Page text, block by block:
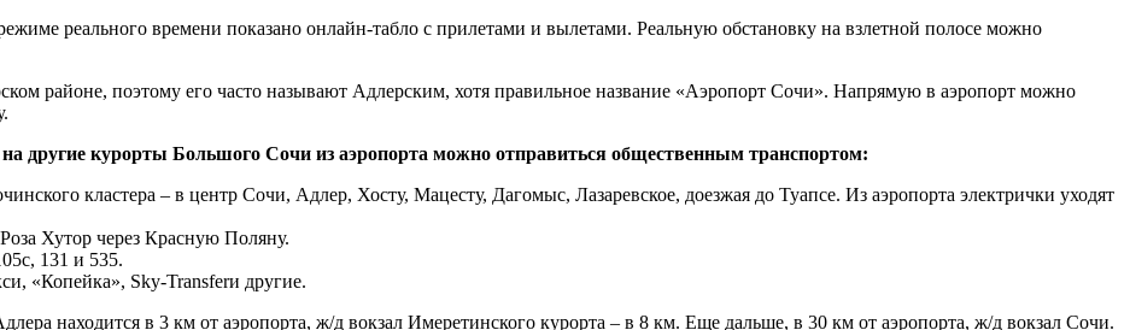
реального времени показано онлайн-табло с прилетами и вылетами. Реальную обстановку на взлетной полосе можно
районе, поэтому его часто называют Адлерским, хотя правильное название «Аэропорт Сочи». Напрямую в аэропорт можно
другие курорты Большого Сочи из аэропорта можно отправиться общественным транспортом:
кластера – в центр Сочи, Адлер, Хосту, Мацесту, Дагомыс, Лазаревское, доезжая до Туапсе. Из аэропорта электрички уходят
Хутор через Красную Поляну.
131 и 535.
«Копейка», Sky-Transferи другие.
находится в 3 км от аэропорта, ж/д вокзал Имеретинского курорта – в 8 км. Еще дальше, в 30 км от аэропорта, ж/д вокзал Сочи.